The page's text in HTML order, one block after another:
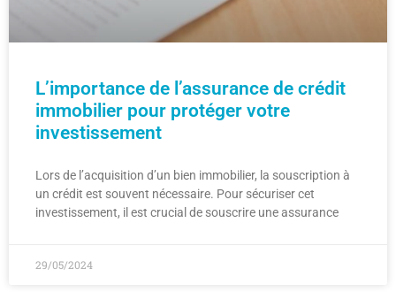
L’importance de l’assurance de crédit
immobilier pour protéger votre
investissement
Lors de l’acquisition d’un bien immobilier, la souscription à
un crédit est souvent nécessaire. Pour sécuriser cet
investissement, il est crucial de souscrire une assurance
29/05/2024